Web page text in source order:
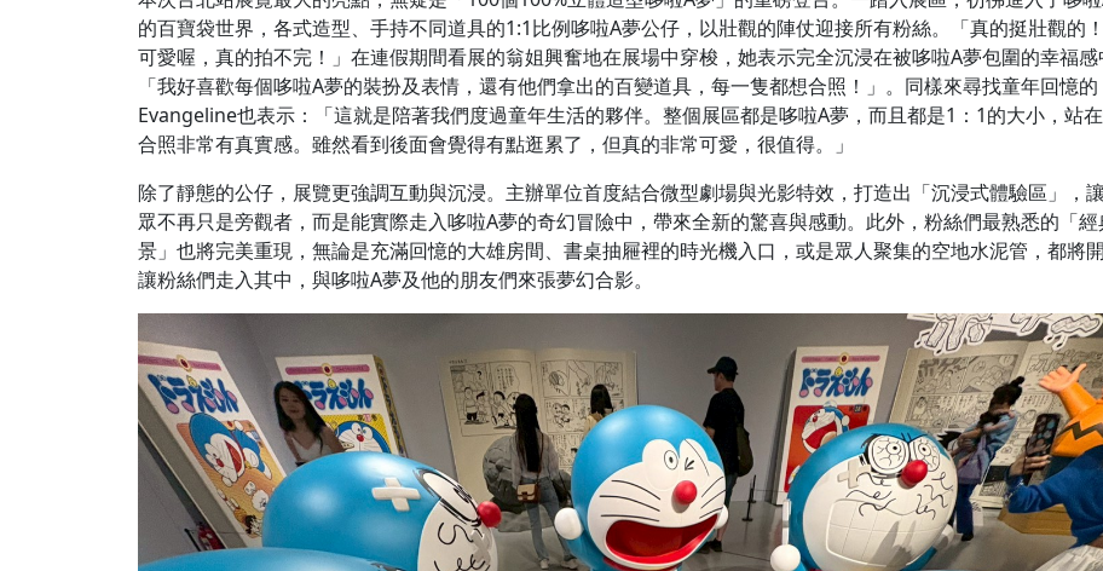
的百寶袋世界，各式造型、手持不同道具的1:1比例哆啦A夢公仔，以壯觀的陣仗迎接所有粉絲。「真的挺壯觀的
可愛喔，真的拍不完！」在連假期間看展的翁姐興奮地在展場中穿梭，她表示完全沉浸在被哆啦A夢包圍的幸福感
「我好喜歡每個哆啦A夢的裝扮及表情，還有他們拿出的百變道具，每一隻都想合照！」。同樣來尋找童年回憶的
Evangeline也表示：「這就是陪著我們度過童年生活的夥伴。整個展區都是哆啦A夢，而且都是1：1的大小，站
合照非常有真實感。雖然看到後面會覺得有點逛累了，但真的非常可愛，很值得。」
除了靜態的公仔，展覽更強調互動與沉浸。主辦單位首度結合微型劇場與光影特效，打造出「沉浸式體驗區」，
眾不再只是旁觀者，而是能實際走入哆啦A夢的奇幻冒險中，帶來全新的驚喜與感動。此外，粉絲們最熟悉的「
景」也將完美重現，無論是充滿回憶的大雄房間、書桌抽屜裡的時光機入口，或是眾人聚集的空地水泥管，都將
讓粉絲們走入其中，與哆啦A夢及他的朋友們來張夢幻合影。